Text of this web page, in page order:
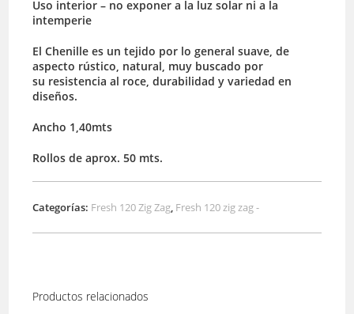
Uso interior – no exponer a la luz solar ni a la
intemperie
El Chenille es un tejido por lo general suave, de
aspecto rústico, natural, muy buscado por
su resistencia al roce, durabilidad y variedad en
diseños.
Ancho 1,40mts
Rollos de aprox. 50 mts.
Categorías: Fresh 120 Zig Zag, Fresh 120 zig zag -
Productos relacionados